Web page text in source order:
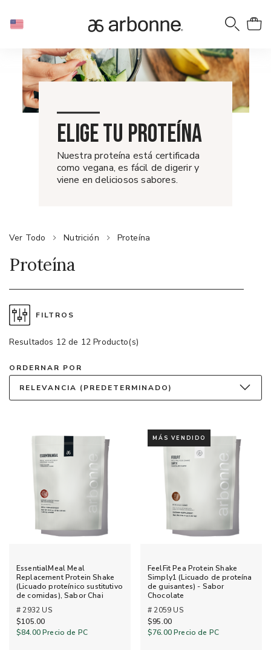
ELIGE TU PROTEÍNA
Nuestra proteína está certificada
como vegana, es fácil de digerir y
viene en deliciosos sabores.
Ver Todo Nutrición Proteína
Proteína
FILTROS
Resultados 12 de 12 Producto(s)
ORDERNAR POR
RELEVANCIA (PREDETERMINADO)
EssentialMeal Meal
Replacement Protein Shake
(Licuado proteínico sustitutivo
de comidas), Sabor Chai
# 2932 US
$105.00
$84.00Precio de PC
MÁS VENDIDO
FeelFit Pea Protein Shake
Simply1 (Licuado de proteína
de guisantes) - Sabor
Chocolate
# 2059 US
$95.00
$76.00Precio de PC